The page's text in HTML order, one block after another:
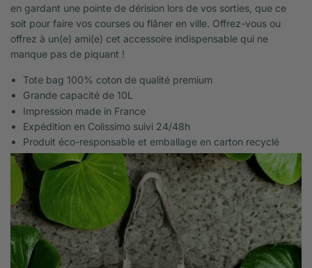
en gardant une pointe de dérision lors de vos sorties, que ce
soit pour faire vos courses ou flâner en ville. Offrez-vous ou
offrez à un(e) ami(e) cet accessoire indispensable qui ne
manque pas de piquant !
Tote bag 100% coton de qualité premium
Grande capacité de 10L
Impression made in France
Expédition en Colissimo suivi 24/48h
Produit éco-responsable et emballage en carton recyclé